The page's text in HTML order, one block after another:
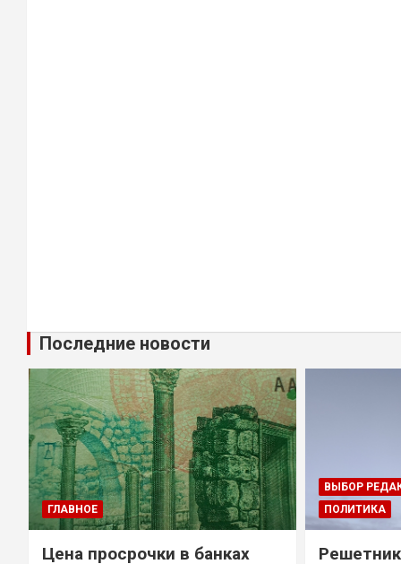
Последние новости
ГЛАВНОЕ
Цена просрочки в банках
ВЫБОР
ПОЛИТИКА